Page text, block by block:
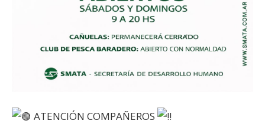
ATENCIÓN COMPAÑEROS